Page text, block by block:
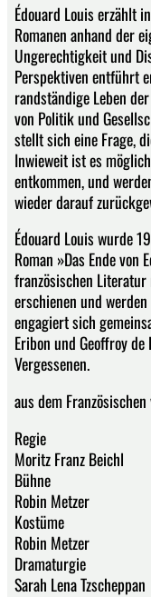
Édouard Louis erzählt
Romanen anhand der
Ungerechtigkeit und
Perspektiven entführt
randständige Leben
von Politik und
stellt sich eine Frage,
Inwieweit ist es
entkommen, und
wieder darauf
Édouard Louis wurde
Roman »Das Ende
französischen
erschienen und
engagiert sich
Eribon und Geoffroy
Vergessenen.
aus dem
Regie
Moritz Franz Beichl
Bühne
Robin Metzer
Kostüme
Robin Metzer
Dramaturgie
Sarah Lena Tzscheppan